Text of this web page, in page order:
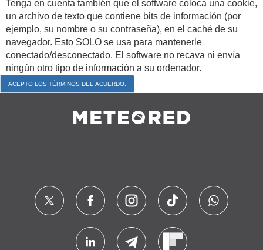
Tenga en cuenta también que el software coloca una cookie,
un archivo de texto que contiene bits de información (por
ejemplo, su nombre o su contraseña), en el caché de su
navegador. Esto SOLO se usa para mantenerle
conectado/desconectado. El software no recava ni envía
ningún otro tipo de información a su ordenador.